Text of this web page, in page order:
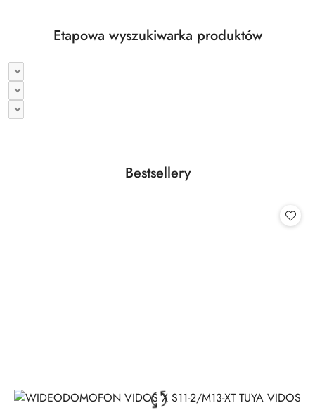
Etapowa wyszukiwarka produktów
Pomiń karuzelę produktów
Produkty
Bestsellery